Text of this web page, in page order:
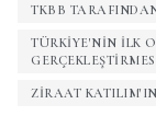
TKBB
TÜRKIYE'NIN ILK
ZIRAAT KATILIM'IN